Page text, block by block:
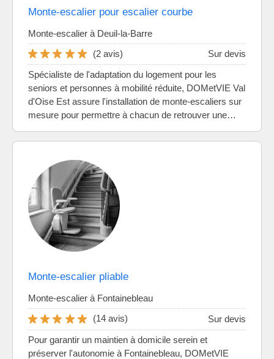
Monte-escalier pour escalier courbe
Monte-escalier à Deuil-la-Barre
(2 avis)
Sur devis
Spécialiste de l'adaptation du logement pour les
seniors et personnes à mobilité réduite, DOMetVIE Val
d'Oise Est assure l'installation de monte-escaliers sur
mesure pour permettre à chacun de retrouver une…
Monte-escalier pliable
Monte-escalier à Fontainebleau
(14 avis)
Sur devis
Pour garantir un maintien à domicile serein et
préserver l'autonomie à Fontainebleau, DOMetVIE